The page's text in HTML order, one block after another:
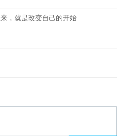
来，就是改变自己的开始